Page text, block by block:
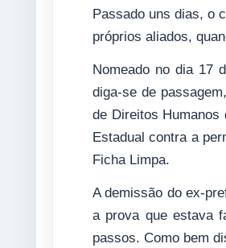
Passado uns dias, o
próprios aliados,
Nomeado no dia 17
diga-se de
de Direitos Humanos
Estadual contra a
Ficha Limpa.
A demissão do ex-
a prova que estava
passos. Como bem